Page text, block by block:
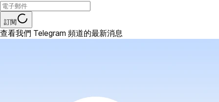
訂閱
查看我們 Telegram 頻道的最新消息